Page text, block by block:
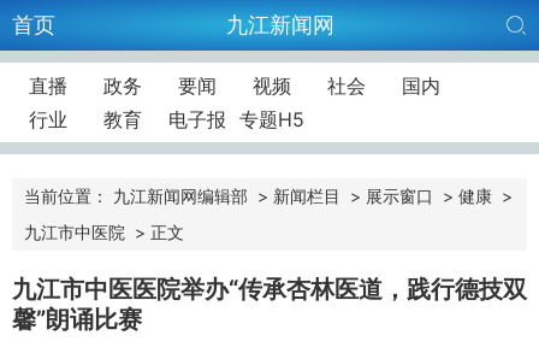
首页 九江新闻网
直播 政务 要闻 视频 社会
国内
行业
教育 电子报 专题H5
当前位置： 九江新闻网编辑部 > 新闻栏目 > 展示窗口 > 健康 >
九江市中医院 > 正文
九江市中医医院举办“传承杏林医道，践行德技双
馨”朗诵比赛